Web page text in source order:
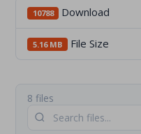
10788 Download
5.16 MB File Size
8 files